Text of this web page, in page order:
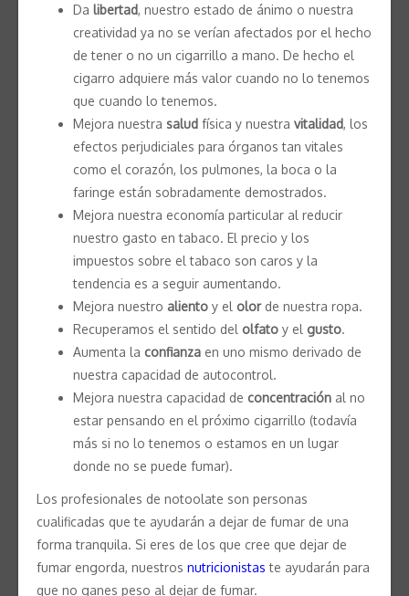
Da libertad, nuestro estado de ánimo o nuestra
creatividad ya no se verían afectados por el hecho
de tener o no un cigarrillo a mano. De hecho el
cigarro adquiere más valor cuando no lo tenemos
que cuando lo tenemos.
Mejora nuestra salud física y nuestra vitalidad, los
efectos perjudiciales para órganos tan vitales
como el corazón, los pulmones, la boca o la
faringe están sobradamente demostrados.
Mejora nuestra economía particular al reducir
nuestro gasto en tabaco. El precio y los
impuestos sobre el tabaco son caros y la
tendencia es a seguir aumentando.
Mejora nuestro aliento y el olorde nuestra ropa.
Recuperamos el sentido del olfato y el gusto.
Aumenta la confianza en uno mismo derivado de
nuestra capacidad de autocontrol.
Mejora nuestra capacidad de concentración al no
estar pensando en el próximo cigarrillo (todavía
más si no lo tenemos o estamos en un lugar
donde no se puede fumar).
Los profesionales de notoolate son personas
cualificadas que te ayudarán a dejar de fumar de una
forma tranquila. Si eres de los que cree que dejar de
fumar engorda, nuestros nutricionistas te ayudarán para
que no ganes peso al dejar de fumar.